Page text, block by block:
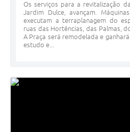
Os serviços para a revitalização
Jardim Dulce, avançam.
executam a terraplanagem do
ruas das Hortências, das Palmas,
A Praça será remodelada e
estudo e...